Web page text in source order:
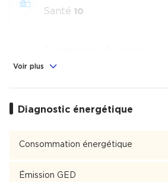
Santé 10
Alimentation
Voir plus
Diagnostic énergétique
Consommation énergétique
Émission GED